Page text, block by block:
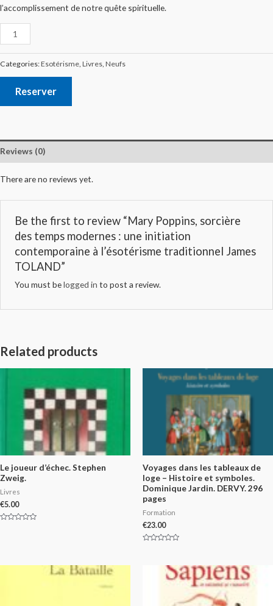
l’accomplissement de notre quête spirituelle.
Categories:Esotérisme, Livres, Neufs
Reserver
Reviews (0)
There are no reviews yet.
Be the first to review “Mary Poppins, sorcière
des temps modernes : une initiation
contemporaine à l’ésotérisme traditionnel James
TOLAND”
You must belogged in to post a review.
Related products
Le joueur d’échec. Stephen
Zweig.
Livres
€5.00
Voyages dans les tableaux de
loge – Histoire et symboles.
Dominique Jardin. DERVY. 296
pages
Formation
€23.00